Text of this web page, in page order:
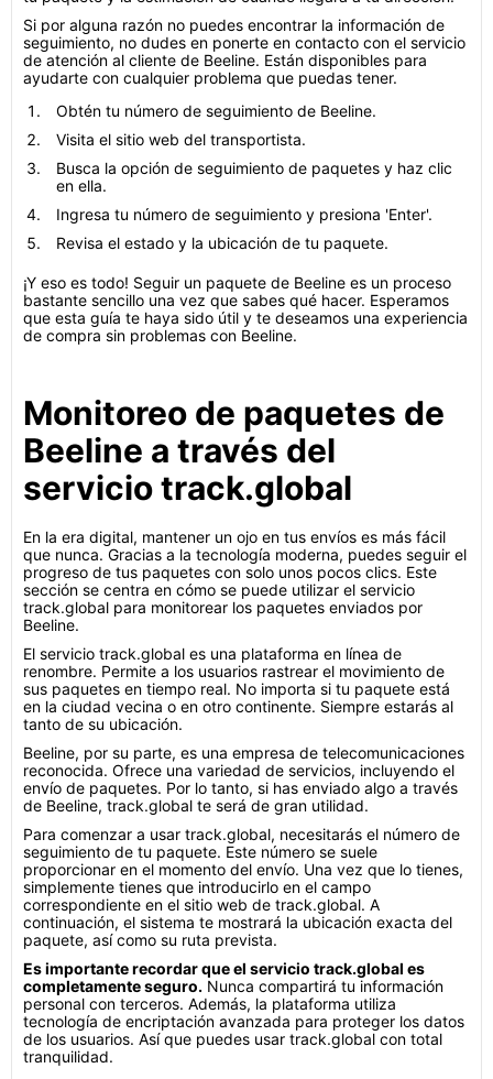
Si por alguna razón no puedes encontrar la información de
seguimiento, no dudes en ponerte en contacto con el servicio
de atención al cliente de Beeline. Están disponibles para
ayudarte con cualquier problema que puedas tener.
Obtén tu número de seguimiento de Beeline.
Visita el sitio web del transportista.
Busca la opción de seguimiento de paquetes y haz clic
en ella.
Ingresa tu número de seguimiento y presiona 'Enter'.
Revisa el estado y la ubicación de tu paquete.
¡Y eso es todo! Seguir un paquete de Beeline es un proceso
bastante sencillo una vez que sabes qué hacer. Esperamos
que esta guía te haya sido útil y te deseamos una experiencia
de compra sin problemas con Beeline.
Monitoreo de paquetes de
Beeline a través del
servicio track.global
En la era digital, mantener un ojo en tus envíos es más fácil
que nunca. Gracias a la tecnología moderna, puedes seguir el
progreso de tus paquetes con solo unos pocos clics. Este
sección se centra en cómo se puede utilizar el servicio
track.global para monitorear los paquetes enviados por
Beeline.
El servicio track.global es una plataforma en línea de
renombre. Permite a los usuarios rastrear el movimiento de
sus paquetes en tiempo real. No importa si tu paquete está
en la ciudad vecina o en otro continente. Siempre estarás al
tanto de su ubicación.
Beeline, por su parte, es una empresa de telecomunicaciones
reconocida. Ofrece una variedad de servicios, incluyendo el
envío de paquetes. Por lo tanto, si has enviado algo a través
de Beeline, track.global te será de gran utilidad.
Para comenzar a usar track.global, necesitarás el número de
seguimiento de tu paquete. Este número se suele
proporcionar en el momento del envío. Una vez que lo tienes,
simplemente tienes que introducirlo en el campo
correspondiente en el sitio web de track.global. A
continuación, el sistema te mostrará la ubicación exacta del
paquete, así como su ruta prevista.
Es importante recordar que el servicio track.global es
completamente seguro. Nunca compartirá tu información
personal con terceros. Además, la plataforma utiliza
tecnología de encriptación avanzada para proteger los datos
de los usuarios. Así que puedes usar track.global con total
tranquilidad.